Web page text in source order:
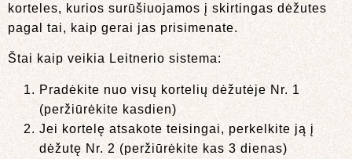
korteles, kurios surūšiuojamos į skirtingas dėžutes
pagal tai, kaip gerai jas prisimenate.
Štai kaip veikia Leitnerio sistema:
Pradėkite nuo visų kortelių dėžutėje Nr. 1
(peržiūrėkite kasdien)
Jei kortelę atsakote teisingai, perkelkite ją į
dėžutę Nr. 2 (peržiūrėkite kas 3 dienas)